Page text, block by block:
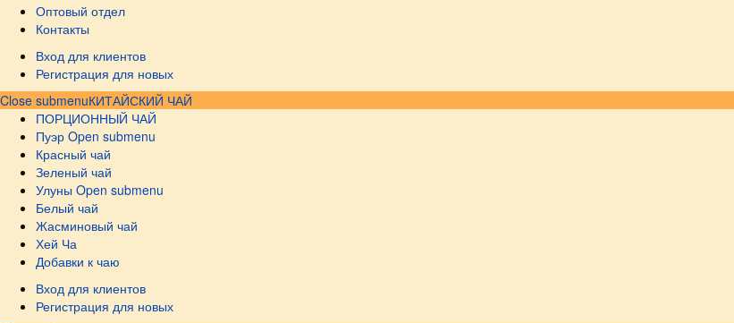
Оптовый отдел
Контакты
Вход для клиентов
Регистрация для новых
Close submenuКИТАЙСКИЙ ЧАЙ
ПОРЦИОННЫЙ ЧАЙ
Пуэр Open submenu
Красный чай
Зеленый чай
Улуны Open submenu
Белый чай
Жасминовый чай
Хей Ча
Добавки к чаю
Вход для клиентов
Регистрация для новых